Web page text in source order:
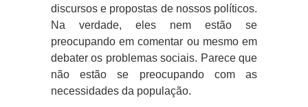
discursos e propostas de nossos políticos.
Na verdade, eles nem estão se
preocupando em comentar ou mesmo em
debater os problemas sociais. Parece que
não estão se preocupando com as
necessidades da população.